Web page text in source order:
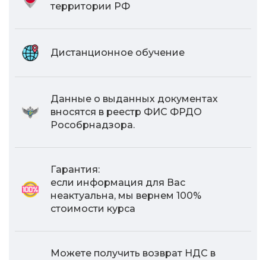
территории РФ
Дистанционное обучение
Данные о выданных документах
вносятся в реестр ФИС ФРДО
Рособрнадзора.
Гарантия:
если информация для Вас
неактуальна, мы вернем 100%
стоимости курса
Можете получить возврат НДС в